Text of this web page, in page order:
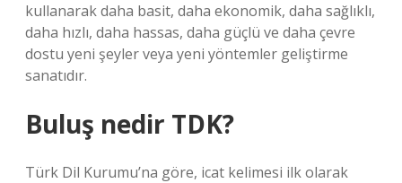
kullanarak daha basit, daha ekonomik, daha sağlıklı,
daha hızlı, daha hassas, daha güçlü ve daha çevre
dostu yeni şeyler veya yeni yöntemler geliştirme
sanatıdır.
Buluş nedir TDK?
Türk Dil Kurumu’na göre, icat kelimesi ilk olarak